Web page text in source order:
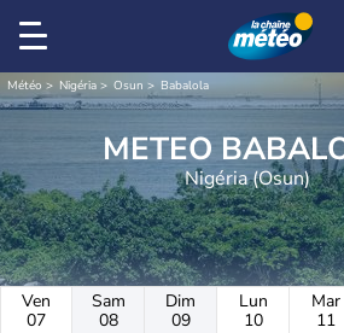
Météo Nigéria Osun Babalola
METEO
Nigéria (Osun)
Ven
07
Sam
08
Dim
09
Lun
10
Mar
11